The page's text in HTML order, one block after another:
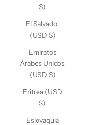
$)
El Salvador
(USD $)
Emiratos
Árabes Unidos
(USD $)
Eritrea (USD
$)
Eslovaquia